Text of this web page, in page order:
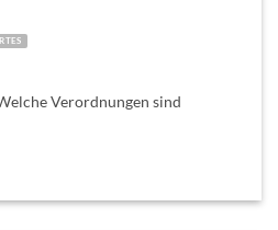
Verordnungen sind